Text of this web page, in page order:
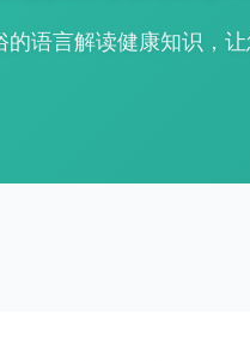
语言解读健康知识，让